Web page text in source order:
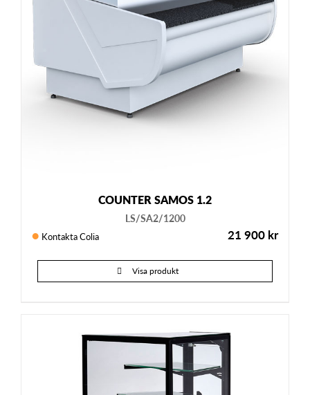
COUNTER SAMOS 1.2
LS/SA2/1200
Kontakta Colia 21 900 kr
Visa produkt